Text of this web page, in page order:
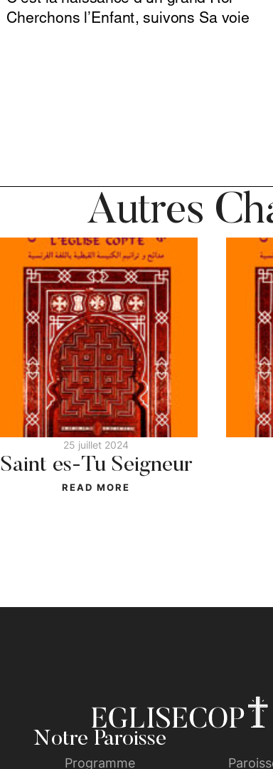
Autres
25 juillet 2024
Saint es-Tu Seigneur
READ MORE
Notre Paroisse
Programme